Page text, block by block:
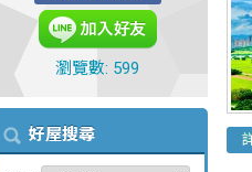
瀏覽數: 599
好屋搜尋